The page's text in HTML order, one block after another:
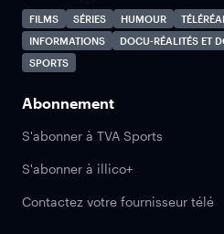
FILMS SÉRIES HUMOUR
INFORMATIONS
DOCU-RÉALITÉS ET
SPORTS
Abonnement
S'abonner à TVA Sports
S'abonner à illico+
Contactez votre fournisseur télé